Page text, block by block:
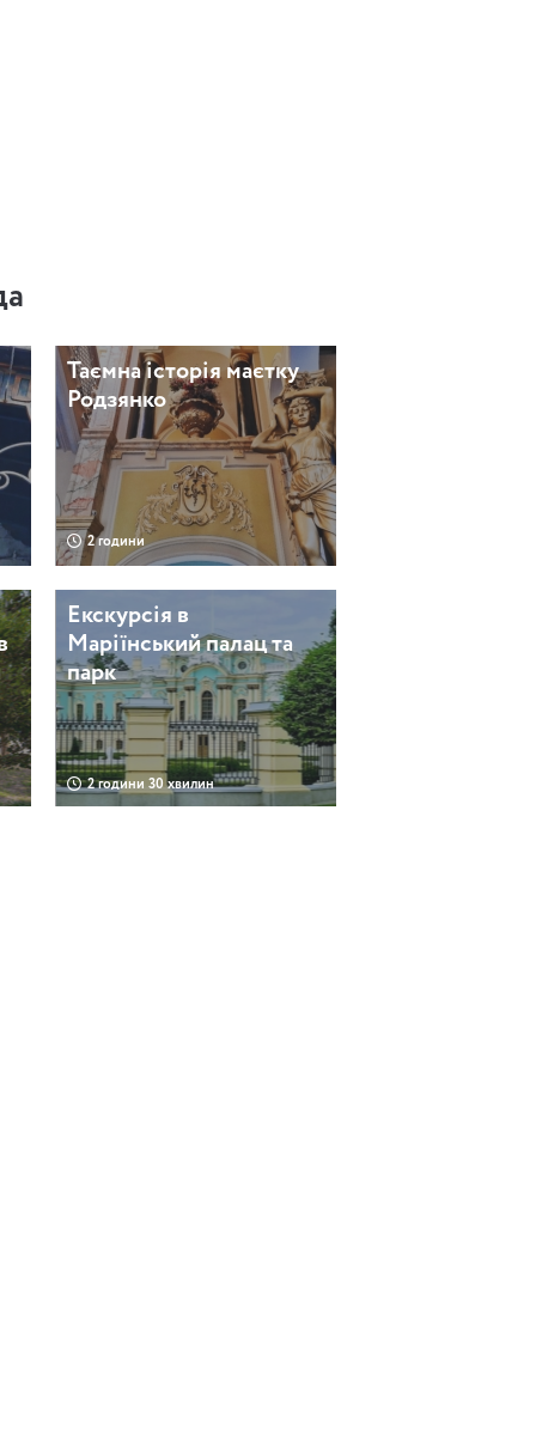
Таємна історія маєтку
Родзянко
2 години
Екскурсія в
Маріїнський палац та
парк
2 години 30 хвилин